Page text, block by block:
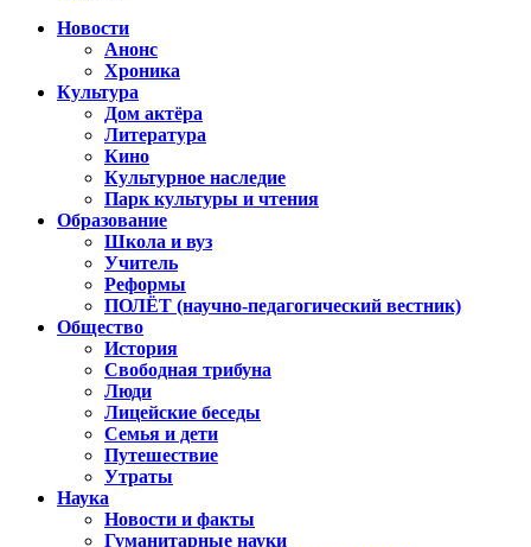
Новости
Анонс
Хроника
Культура
Дом актёра
Литература
Кино
Культурное наследие
Парк культуры и чтения
Образование
Школа и вуз
Учитель
Реформы
ПОЛЁТ (научно-педагогический вестник)
Общество
История
Свободная трибуна
Люди
Лицейские беседы
Семья и дети
Путешествие
Утраты
Наука
Новости и факты
Гуманитарные науки